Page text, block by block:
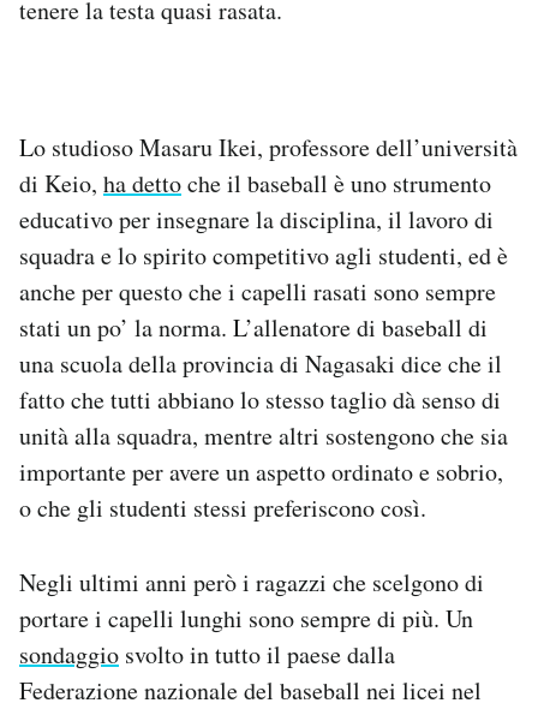
tenere la testa quasi rasata.
Lo studioso Masaru Ikei, professore dell’università
di Keio, ha dettoche il baseball è uno strumento
educativo per insegnare la disciplina, il lavoro di
squadra e lo spirito competitivo agli studenti, ed è
anche per questo che i capelli rasati sono sempre
stati un po’ la norma. L’allenatore di baseball di
una scuola della provincia di Nagasaki dice che il
fatto che tutti abbiano lo stesso taglio dà senso di
unità alla squadra, mentre altri sostengono che sia
importante per avere un aspetto ordinato e sobrio,
o che gli studenti stessi preferiscono così.
Negli ultimi anni però i ragazzi che scelgono di
portare i capelli lunghi sono sempre di più. Un
sondaggio svolto in tutto il paese dalla
Federazione nazionale del baseball nei licei nel